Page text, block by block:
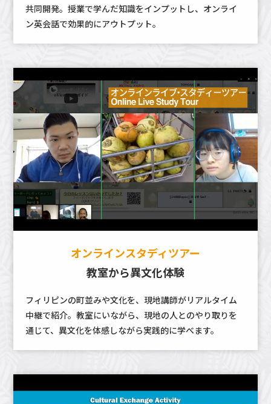
共同開発。授業で学んだ知識をインプットし、オンライ
ン英会話で効果的にアウトプット。
オンラインスタディツアー
教室から異文化体験
フィリピンの町並みや文化を、現地講師がリアルタイム
中継で紹介。教室にいながら、現地の人とのやり取りを
通じて、異文化を体感しながら実践的に学べます。